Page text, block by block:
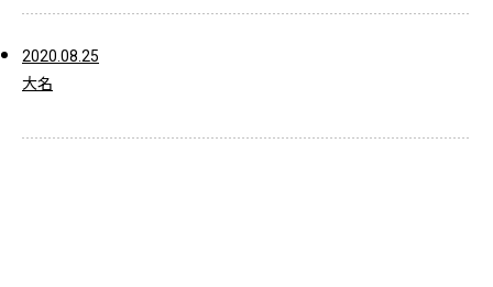
2020.08.25
大名